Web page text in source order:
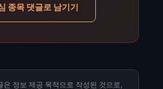
종목 댓글로 남기기
은 정보 제공 목적으로 작성된 것으로,